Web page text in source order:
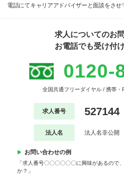
電話にてキャリアアドバイザーと面談をさせ
求人についてのお
お電話でも受け付
0120-
全国共通フリーダイヤル / 携帯・
求人番号 527144
法人名 法人名非公開
お問い合わせの例
「求人番号〇〇〇〇〇〇に興味があるので
か？」